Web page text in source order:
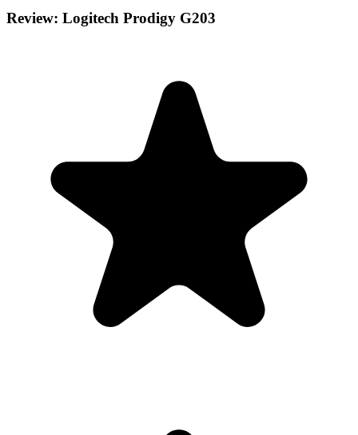
Review: Logitech Prodigy G203